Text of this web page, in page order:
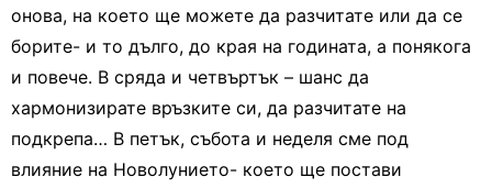
онова, на което ще можете да разчитате или да се
борите- и то дълго, до края на годината, а понякога
и повече. В сряда и четвъртък – шанс да
хармонизирате връзките си, да разчитате на
подкрепа… В петък, събота и неделя сме под
влияние на Новолунието- което ще постави